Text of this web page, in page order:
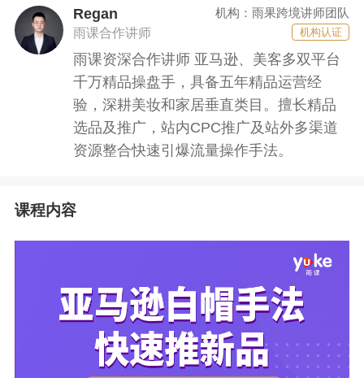
Regan
雨课合作讲师
机构：雨果跨境讲师团队
机构认证
雨课资深合作讲师 亚马逊、美客多双平台
千万精品操盘手，具备五年精品运营经
验，深耕美妆和家居垂直类目。擅长精品
选品及推广，站内CPC推广及站外多渠道
资源整合快速引爆流量操作手法。
课程内容